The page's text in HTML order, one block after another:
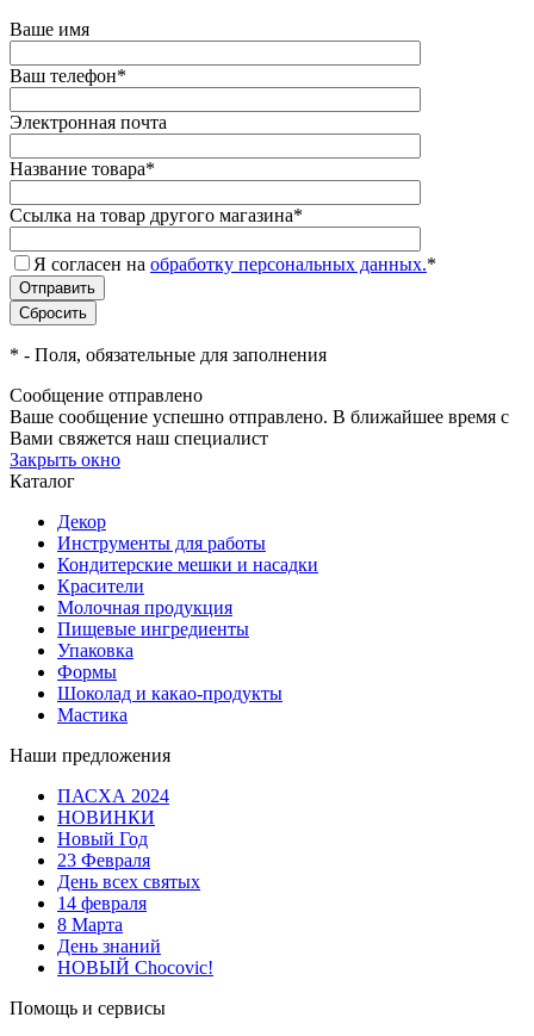
Ваше имя
Ваш телефон*
Электронная почта
Название товара*
Ссылка на товар другого магазина*
Я согласен на обработку персональных данных.*
* - Поля, обязательные для заполнения
Сообщение отправлено
Ваше сообщение успешно отправлено. В ближайшее время с
Вами свяжется наш специалист
Закрыть окно
Каталог
Декор
Инструменты для работы
Кондитерские мешки и насадки
Красители
Молочная продукция
Пищевые ингредиенты
Упаковка
Формы
Шоколад и какао-продукты
Мастика
Наши предложения
ПАСХА 2024
НОВИНКИ
Новый Год
23 Февраля
День всех святых
14 февраля
8 Марта
День знаний
НОВЫЙ Chocovic!
Помощь и сервисы